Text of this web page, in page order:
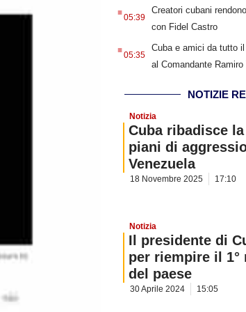
05:39
Creatori cubani
con Fidel Castro
.05:35
Cuba e amici da tutto
al Comandante Ramiro
NOTIZIE
Notizia
Cuba ribadisce
piani di
Venezuela
18 Novembre 2025 17:10
Notizia
Il presidente di
per riempire il 1°
del paese
30 Aprile 2024 15:05